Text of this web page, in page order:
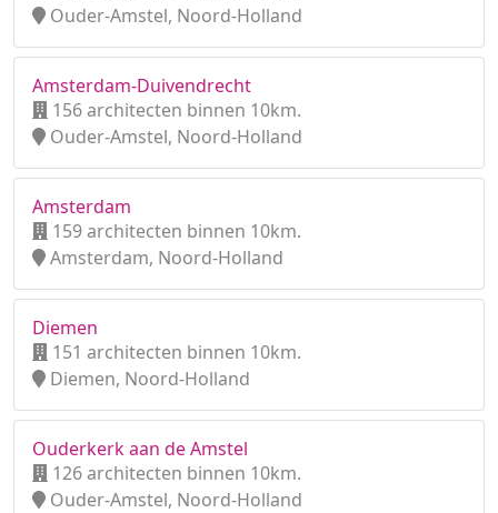
Ouder-Amstel, Noord-Holland
Amsterdam-Duivendrecht
156 architecten binnen 10km.
Ouder-Amstel, Noord-Holland
Amsterdam
159 architecten binnen 10km.
Amsterdam, Noord-Holland
Diemen
151 architecten binnen 10km.
Diemen, Noord-Holland
Ouderkerk aan de Amstel
126 architecten binnen 10km.
Ouder-Amstel, Noord-Holland